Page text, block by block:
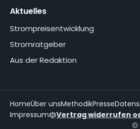
Aktuelles
Strompreisentwicklung
Stromratgeber
Aus der Redaktion
HomeÜber unsMethodikPresse
Impressum
Vertrag widerrufen
©